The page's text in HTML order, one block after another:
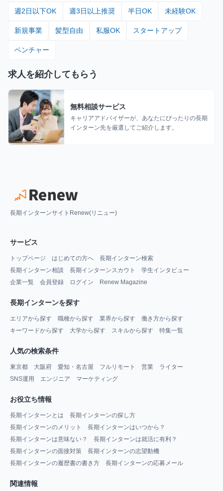
週2日以下OK 週3日以上推奨 半日OK 未経験OK
新規事業 髪型自由 私服OK スタートアップ
ベンチャー
求人を紹介してもらう
無料相談サービス
キャリアアドバイザーが、あなたにぴったりの長期
インターン先を厳選してご紹介します。
長期インターンサイトRenew(リニュー)
サービス
トップページ はじめての方へ
長期インターン検索
長期インターン相談
長期インターンスカウト
学生インタビュー
企業一覧
会員登録 ログイン Renew Magazine
長期インターンを探す
エリアから探す 職種から探す 業界から探す
働き方から探す
キーワードから探す
大学から探す スキルから探す 特集一覧
人気の検索条件
東京都 大阪府 愛知・名古屋 フルリモート 営業
ライター
SNS運用
エンジニア マーケティング
お役立ち情報
長期インターンとは
長期インターンの探し方
長期インターンのメリット
長期インターンはいつから？
長期インターンは意味ない？
長期インターンは就活に有利？
長期インターンの面接対策
長期インターンの志望動機
長期インターンの履歴書の書き方
長期インターンの応募メール
関連情報